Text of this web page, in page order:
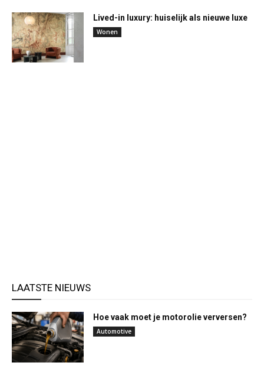
Lived-in luxury: huiselijk als nieuwe luxe
Wonen
LAATSTE NIEUWS
Hoe vaak moet je motorolie verversen?
Automotive